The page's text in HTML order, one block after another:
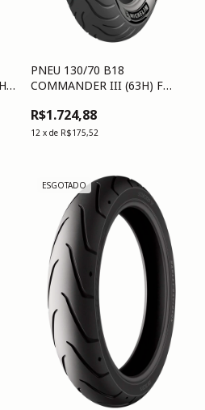
PNEU 130/70 B18
COMMANDER III (63H) F
R$1.724,88
12 x de R$175,52
ESGOTADO